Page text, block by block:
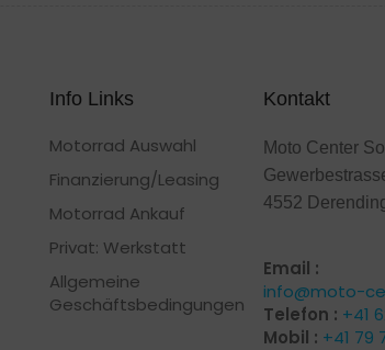
Info Links
Motorrad Auswahl
Finanzierung/Leasing
Motorrad Ankauf
Privat: Werkstatt
Allgemeine
Geschäftsbedingungen
Kontakt
Moto Center
4552
Email :
info@moto-
Telefon : +41
Mobil : +41 79